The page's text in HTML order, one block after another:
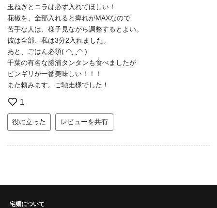
玉ねぎとニラは必ず入れてほしい！
花椒を、全部入れると痺れがMAXなので
苦手な人は、様子見ながら調整するとよい。
彼は全部、私は3分2入れました。
あと、ごはん必須( ◠‿◠ )
千葉の有名な勝浦タンタンも食べましたが
ビンギリが一番美味しい！！！
また頼みます。ご馳走様でした！
1
役に立った レビューを共有
宅麺について